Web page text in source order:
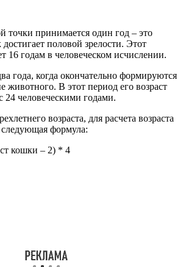
точки принимается один год – это
достигает половой зрелости. Этот
16 годам в человеческом исчислении.
года, когда окончательно формируются
животного. В этот период его возраст
24 человеческими годами.
возраста, для расчета возраста
формула:
кошки – 2) * 4